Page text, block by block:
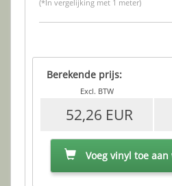
(*In vergelijking met 1 meter)
Berekende prijs:
Excl. BTW
52,26 EUR
Voeg vinyl toe